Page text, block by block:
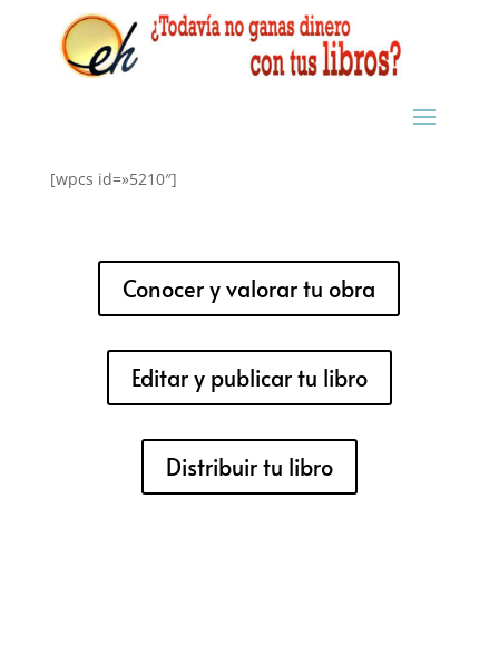
[wpcs id=»5210″]
Conocer y valorar tu obra
Editar y publicar tu libro
Distribuir tu libro